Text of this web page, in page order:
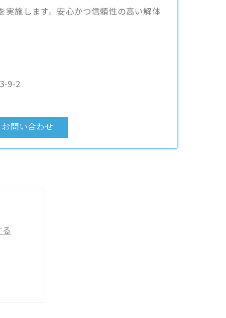
施します。安心かつ信頼性の高い解体
9-2
お問い合わせ
めに
徹底